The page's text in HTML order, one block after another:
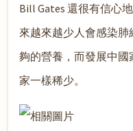
Bill Gates 還很有信心
來越來越少人會感染
夠的營養，而發展中
家一樣稀少。